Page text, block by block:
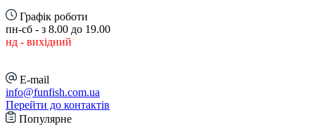
Графік роботи
пн-сб - з 8.00 до 19.00
нд - вихідний
E-mail
info@funfish.com.ua
Перейти до контактів
Популярне